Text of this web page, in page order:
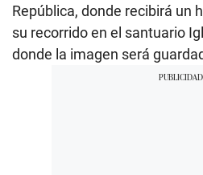
República, donde recibirá un
su recorrido en el santuario
donde la imagen será